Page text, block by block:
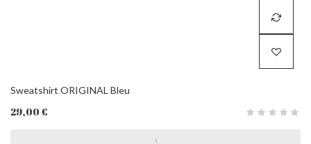
Sweatshirt ORIGINAL Bleu
29,00 €